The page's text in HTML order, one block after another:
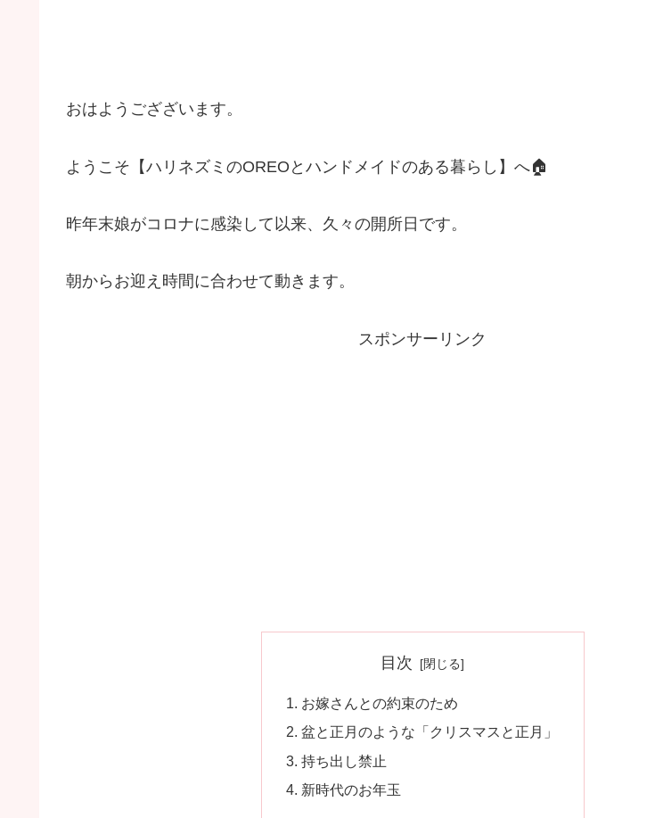
おはようござざいます。
ようこそ【ハリネズミのOREOとハンドメイドのある暮らし】へ🏠
昨年末娘がコロナに感染して以来、久々の開所日です。
朝からお迎え時間に合わせて動きます。
スポンサーリンク
目次
お嫁さんとの約束のため
盆と正月のような「クリスマスと正月」
持ち出し禁止
新時代のお年玉